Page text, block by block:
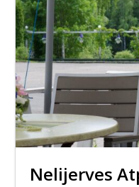
Nelijerves